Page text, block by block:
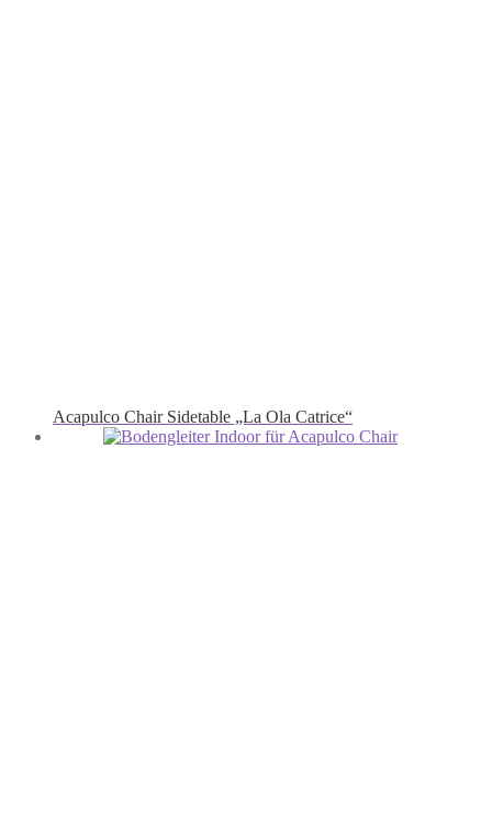
Acapulco Chair Sidetable „La Ola Catrice“